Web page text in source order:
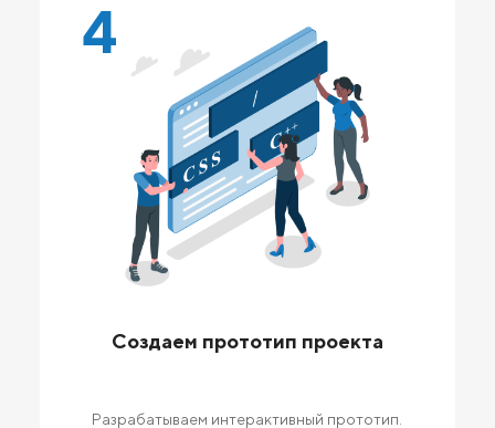
4
Создаем прототип проекта
Разрабатываем интерактивный прототип.